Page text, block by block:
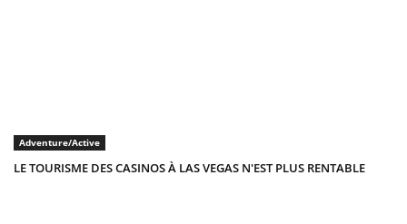
Adventure/Active
LE TOURISME DES CASINOS À LAS VEGAS N'EST PLUS RENTABLE